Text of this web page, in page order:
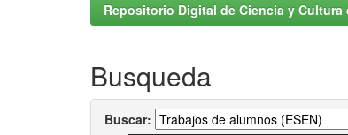
Repositorio Digital de Ciencia y Cultura
Busqueda
Buscar: